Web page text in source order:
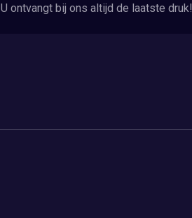
U ontvangt bij ons altijd de laatste druk!